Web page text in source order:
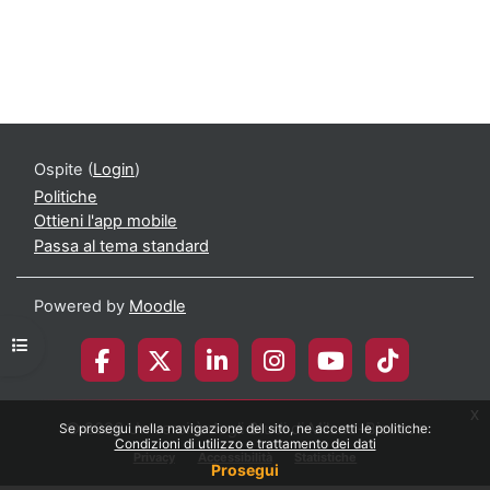
Se prosegui nella navigazione del sito, ne accetti le politiche:
Condizioni di utilizzo e trattamento dei dati
Prosegui
x
Apri indice del corso
Ospite (Login)
Politiche
Ottieni l'app mobile
Passa al tema standard
Powered by Moodle
© 2026 Università degli Studi di Milano-Bicocca